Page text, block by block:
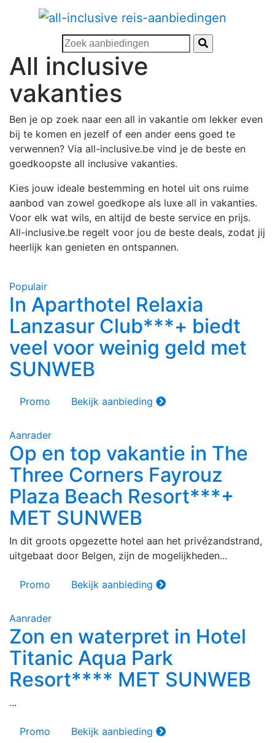
All inclusive
vakanties
Ben je op zoek naar een all in vakantie om lekker even
bij te komen en jezelf of een ander eens goed te
verwennen? Via all-inclusive.be vind je de beste en
goedkoopste all inclusive vakanties.
Kies jouw ideale bestemming en hotel uit ons ruime
aanbod van zowel goedkope als luxe all in vakanties.
Voor elk wat wils, en altijd de beste service en prijs.
All-inclusive.be regelt voor jou de beste deals, zodat jij
heerlijk kan genieten en ontspannen.
Populair
In Aparthotel Relaxia
Lanzasur Club***+ biedt
veel voor weinig geld met
SUNWEB
Promo Bekijk aanbieding
Aanrader
Op en top vakantie in The
Three Corners Fayrouz
Plaza Beach Resort***+
MET SUNWEB
In dit groots opgezette hotel aan het privézandstrand,
uitgebaat door Belgen, zijn de mogelijkheden...
Promo Bekijk aanbieding
Aanrader
Zon en waterpret in Hotel
Titanic Aqua Park
Resort**** MET SUNWEB
...
Promo Bekijk aanbieding